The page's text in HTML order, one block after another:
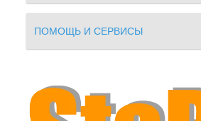
ПОМОЩЬ И СЕРВИСЫ